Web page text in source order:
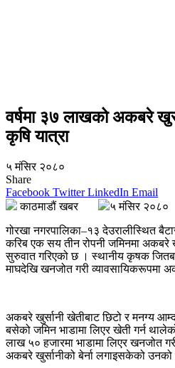
वर्षमा ३७ लाखको अकबरे
कृषि यात्रा
५ मंसिर २०८०
Share
Facebook Twitter LinkedIn Email
काठमाडौं खबर
५ मंसिर २०८०
गोरखा नगरपालिका–१३ देउरालीस्थित
करिब एक सय तीन रोपनी जमिनमा अकबरे
सुरुवात गरिएको छ । स्थानीय कृषक
माघदेखि खनजोत गरी व्यावसायिकरूपमा
अकबरे खुर्सानी खेतीबाट छिटो र मनग्य
बसेको जमिन भाडामा लिएर खेती गर्न
लाख ५० हजारमा भाडामा लिएर खनजोत
अकबरे खुर्सानीको बेर्ना लगाइसकेको उनको